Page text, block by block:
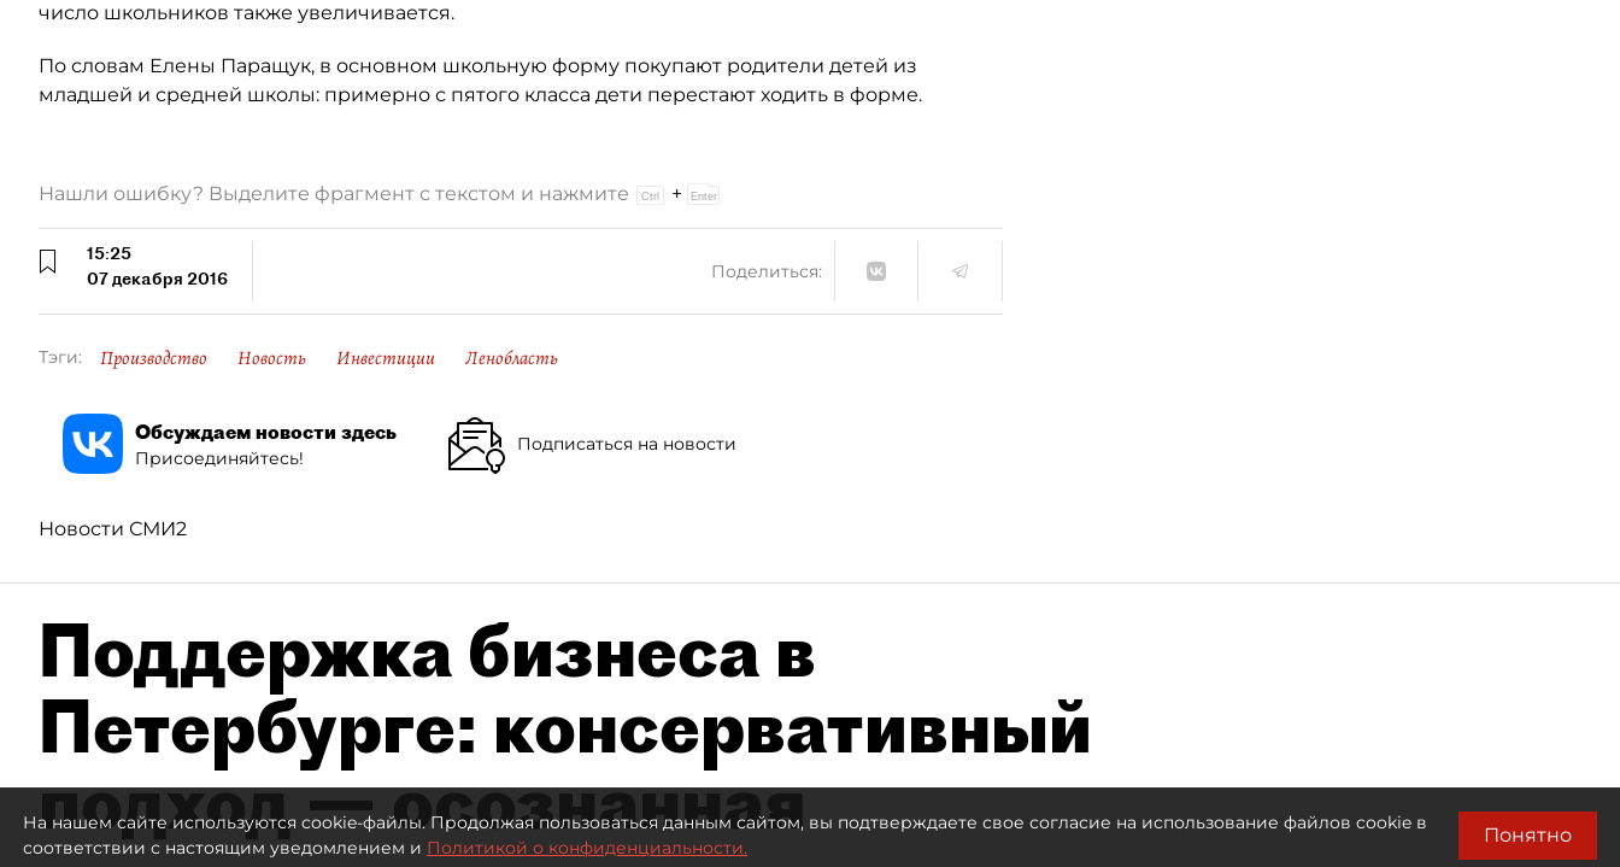
число школьников также увеличивается.
По словам Елены Паращук, в основном школьную форму покупают родители детей из
младшей и средней школы: примерно с пятого класса дети перестают ходить в форме.
Нашли ошибку? Выделите фрагмент с текстом и нажмите +
15:25
07 декабря 2016
Поделиться:
Тэги: Производство Новость Инвестиции Ленобласть
Обсуждаем новости здесь
Присоединяйтесь!
Подписаться на новости
Новости СМИ2
Поддержка бизнеса в
Петербурге: консервативный
подход — осознанная
На нашем сайте используются cookie-файлы. Продолжая пользоваться данным сайтом, вы подтверждаете свое согласие на использование файлов cookie в
соответствии с настоящим уведомлением и Политикой о конфиденциальности.
Понятно